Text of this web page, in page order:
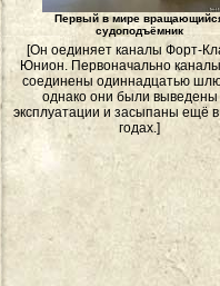
Первый в мире
судоподъёмник
[Он оединяет каналы Форт-
Юнион. Первоначально
соединены одиннадцатью
однако они были выведены
эксплуатации и засыпаны ещё
годах.]